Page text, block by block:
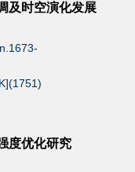
及时空演化发展
1751)
度优化研究